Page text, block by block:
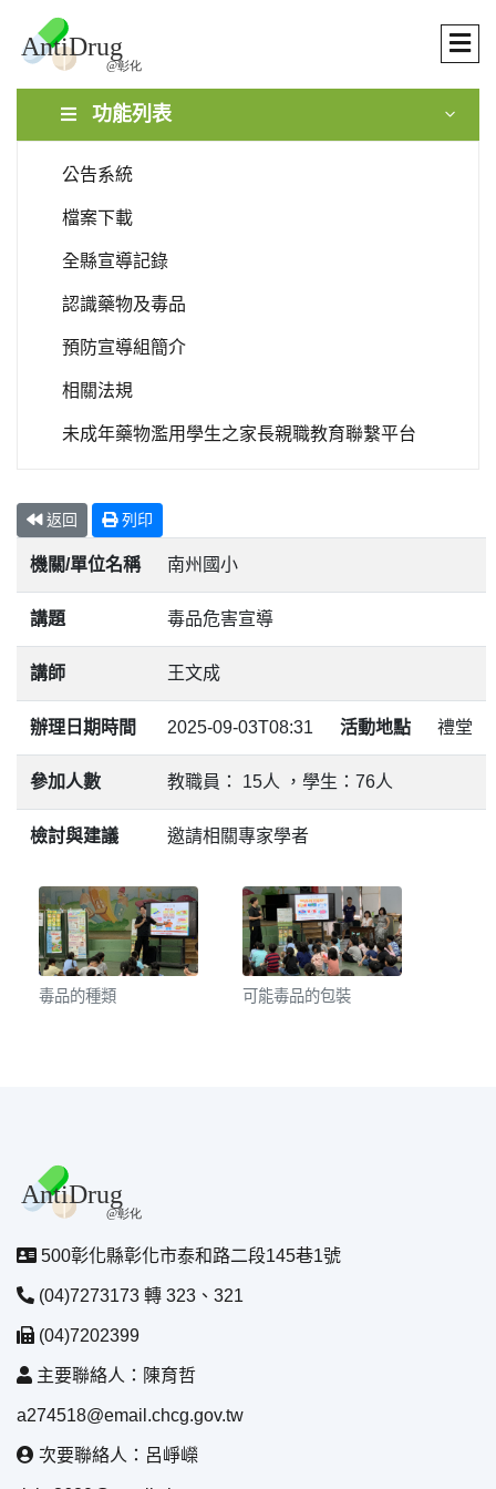
功能列表
公告系統
檔案下載
全縣宣導記錄
認識藥物及毒品
預防宣導組簡介
相關法規
未成年藥物濫用學生之家長親職教育聯繫平台
返回 列印
機關/單位名稱 南州國小
講題 毒品危害宣導
講師 王文成
辦理日期時間 2025-09-03T08:31 活動地點 禮堂
參加人數 教職員： 15人 ，學生：76人
檢討與建議 邀請相關專家學者
毒品的種類 可能毒品的包裝
500彰化縣彰化市泰和路二段145巷1號
(04)7273173 轉 323、321
(04)7202399
主要聯絡人：陳育哲
a274518@email.chcg.gov.tw
次要聯絡人：呂崢嶸